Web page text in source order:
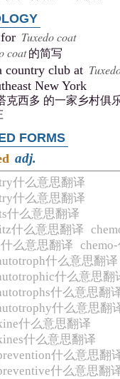
Tuxedo coat
coat 的简写
country club at
New York
克西多 的一家乡村俱
FORMS
adj.
什么意思翻译
什么意思翻译
什么意思翻译
什么意思翻译
么意思翻译
什么意思翻译
什么意思翻
什么意思翻
什么意思翻
什么意思翻译
什么意思翻译
什么意思翻
什么意思翻